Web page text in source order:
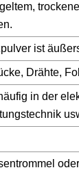
ist
Drähte,
in der